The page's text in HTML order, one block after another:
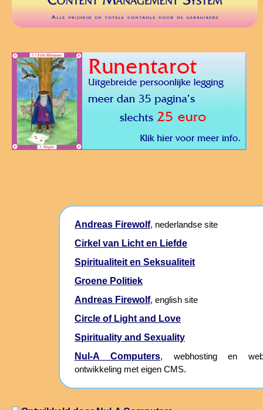
Andreas Firewolf, nederlandse site
Cirkel van Licht en Liefde
Spiritualiteit en Seksualiteit
Groene Politiek
Andreas Firewolf, english site
Circle of Light and Love
Spirituality and Sexuality
Nul-A Computers, webhosting en
ontwikkeling met eigen CMS.